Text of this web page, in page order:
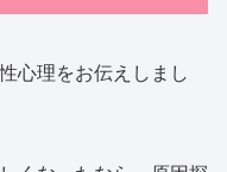
心理をお伝えしまし